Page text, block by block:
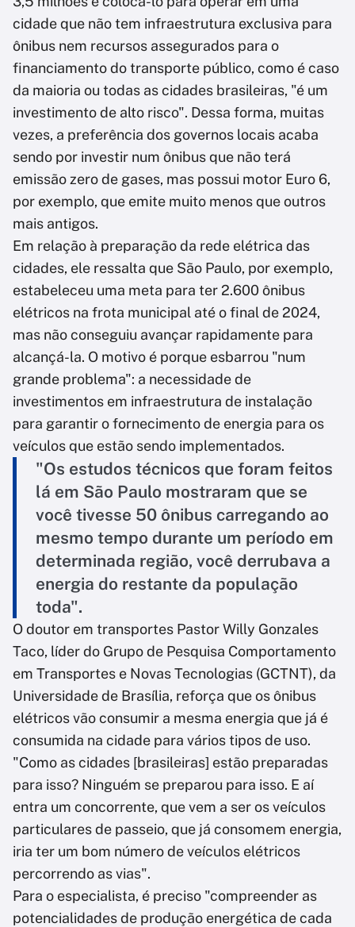
cidade que não tem infraestrutura exclusiva para
ônibus nem recursos assegurados para o
financiamento do transporte público, como é caso
da maioria ou todas as cidades brasileiras, "é um
investimento de alto risco". Dessa forma, muitas
vezes, a preferência dos governos locais acaba
sendo por investir num ônibus que não terá
emissão zero de gases, mas possui motor Euro 6,
por exemplo, que emite muito menos que outros
mais antigos.
Em relação à preparação da rede elétrica das
cidades, ele ressalta que São Paulo, por exemplo,
estabeleceu uma meta para ter 2.600 ônibus
elétricos na frota municipal até o final de 2024,
mas não conseguiu avançar rapidamente para
alcançá-la. O motivo é porque esbarrou "num
grande problema": a necessidade de
investimentos em infraestrutura de instalação
para garantir o fornecimento de energia para os
veículos que estão sendo implementados.
"Os estudos técnicos que foram feitos
lá em São Paulo mostraram que se
você tivesse 50 ônibus carregando ao
mesmo tempo durante um período em
determinada região, você derrubava a
energia do restante da população
toda".
O doutor em transportes Pastor Willy Gonzales
Taco, líder do Grupo de Pesquisa Comportamento
em Transportes e Novas Tecnologias (GCTNT), da
Universidade de Brasília, reforça que os ônibus
elétricos vão consumir a mesma energia que já é
consumida na cidade para vários tipos de uso.
"Como as cidades [brasileiras] estão preparadas
para isso? Ninguém se preparou para isso. E aí
entra um concorrente, que vem a ser os veículos
particulares de passeio, que já consomem energia,
iria ter um bom número de veículos elétricos
percorrendo as vias".
Para o especialista, é preciso "compreender as
potencialidades de produção energética de cada